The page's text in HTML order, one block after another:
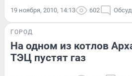
19 ноября, 2010, 14:13 602
ГОРОД
На одном из котлов
ТЭЦ пустят газ